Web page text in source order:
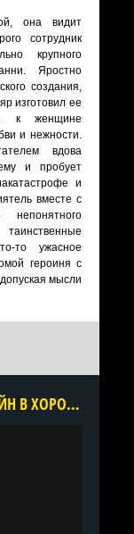
она видит
сотрудник
крупного
Яростно
создания,
изготовил ее
к женщине
и нежности.
вдова
и пробует
и
вместе с
то ужасное
героиня с
мысли
CМОТРЕТЬ САННИ 1 СЕЗОН ОНЛАЙН В ХОРОШЕМ КАЧЕСТВЕ ВСЕ СЕРИИ ПОДРЯД БЕСПЛАТНО